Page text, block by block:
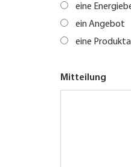
eine
ein Angebot
eine
Mitteilung